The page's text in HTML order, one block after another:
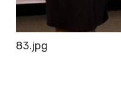
83.jpg